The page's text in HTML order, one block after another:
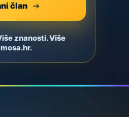
član
znanosti. Više